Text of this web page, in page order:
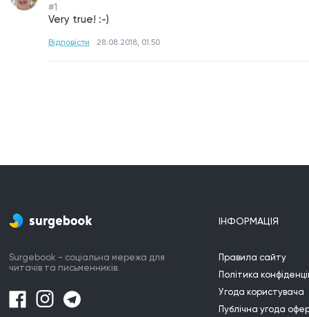
#1
Very true! :-)
Відповісти 28.08.2018, 01:50
Surgebook - соціальна мережа для
читачів та письменників.
ІНФОРМАЦІЯ
Правила сайту
Політика
Угода користувача
Публічна угода